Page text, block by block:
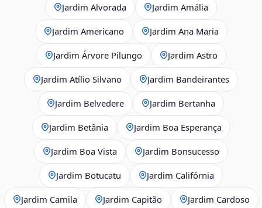
Jardim Alvorada Jardim Amália
Jardim Americano Jardim Ana Maria
Jardim Árvore Pilungo Jardim Astro
Jardim Atílio Silvano Jardim Bandeirantes
Jardim Belvedere Jardim Bertanha
Jardim Betânia Jardim Boa Esperança
Jardim Boa Vista Jardim Bonsucesso
Jardim Botucatu Jardim Califórnia
Jardim Camila Jardim Capitão Jardim Cardoso